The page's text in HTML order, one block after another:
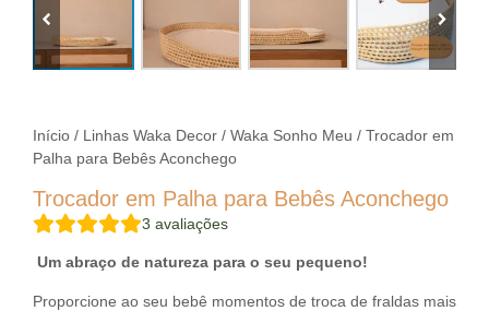
Início / Linhas Waka Decor / Waka Sonho Meu / Trocador em
Palha para Bebês Aconchego
Trocador em Palha para Bebês Aconchego
3 avaliações
Um abraço de natureza para o seu pequeno!
Proporcione ao seu bebê momentos de troca de fraldas mais